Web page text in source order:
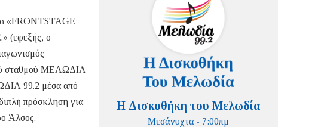
«FRONTSTAGE
(εφεξής, ο
σταθμού ΜΕΛΩΔΙΑ
99.2 μέσα από
πρόσκληση για
Άλσος.
Η Δισκοθήκη του Μελωδία
Μεσάνυχτα - 7:00πμ